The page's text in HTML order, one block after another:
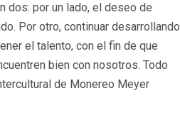
dos: por un lado, el deseo de
Por otro, continuar desarrollando
el talento, con el fin de que
bien con nosotros. Todo
de Monereo Meyer